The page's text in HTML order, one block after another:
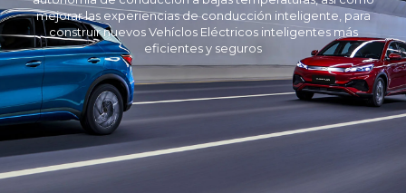
mejorar las experiencias de conducción inteligente, para
construir nuevos Vehíclos Eléctricos inteligentes más
eficientes y seguros